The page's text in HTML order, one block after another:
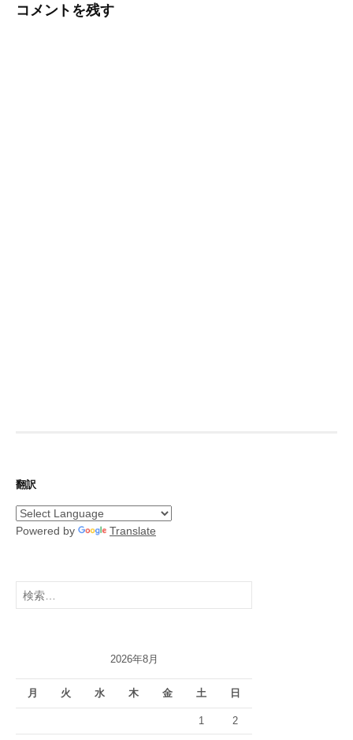
ビ
コメントを残す
翻訳
Powered by Translate
検
索:
2026年8月
月 火 水 木 金 土 日
1 2